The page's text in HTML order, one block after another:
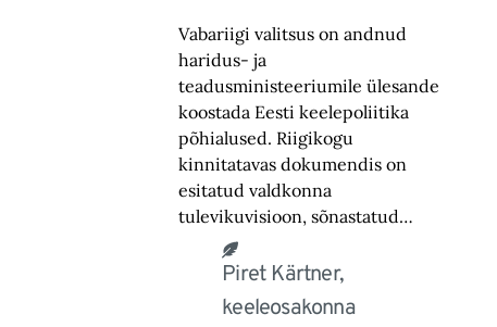
Vabariigi valitsus on andnud
haridus- ja
teadusministeeriumile ülesande
koostada Eesti keelepoliitika
põhialused. Riigikogu
kinnitatavas dokumendis on
esitatud valdkonna
tulevikuvisioon, sõnastatud…
Piret Kärtner,
keeleosakonna